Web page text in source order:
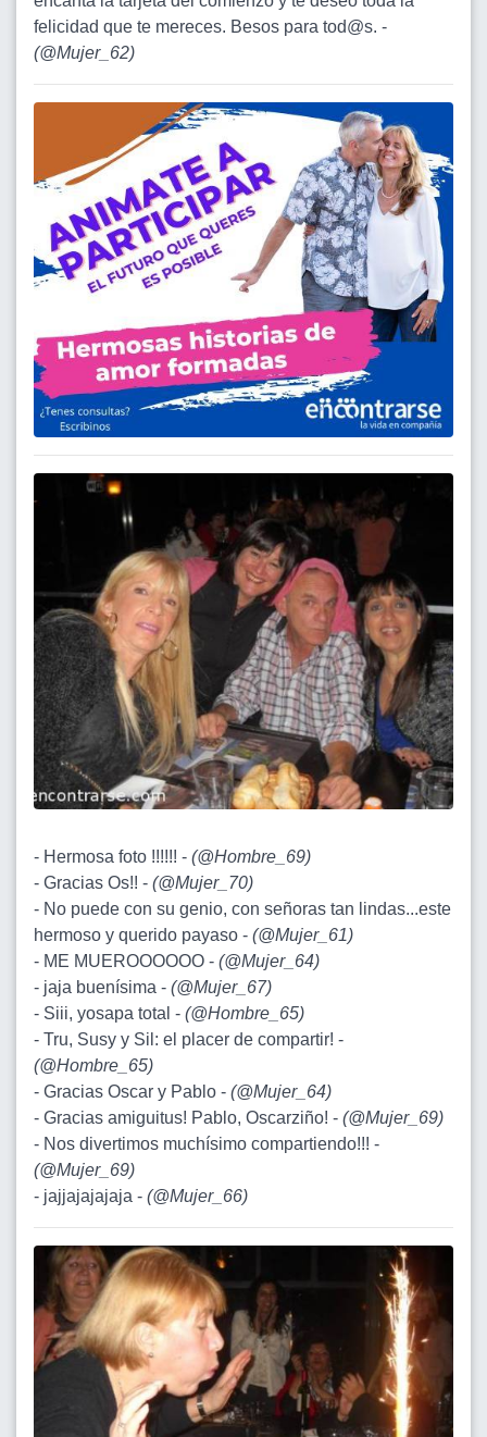
felicidad que te mereces. Besos para tod@s. -
(@Mujer_62)
- Hermosa foto !!!!!! - (@Hombre_69)
- Gracias Os!! - (@Mujer_70)
- No puede con su genio, con señoras tan lindas...este
hermoso y querido payaso - (@Mujer_61)
- ME MUEROOOOOO - (@Mujer_64)
- jaja buenísima - (@Mujer_67)
- Siii, yosapa total - (@Hombre_65)
- Tru, Susy y Sil: el placer de compartir! -
(@Hombre_65)
- Gracias Oscar y Pablo - (@Mujer_64)
- Gracias amiguitus! Pablo, Oscarziño! - (@Mujer_69)
- Nos divertimos muchísimo compartiendo!!! -
(@Mujer_69)
- jajjajajajaja - (@Mujer_66)